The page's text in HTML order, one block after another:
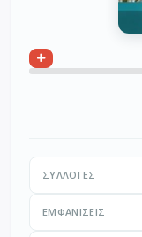
ΣΥΛΛΟΓΈΣ
ΕΜΦΑΝΊΣΕΙΣ